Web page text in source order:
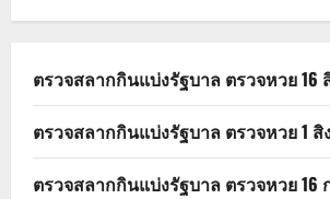
ตรวจสลากกินแบ่งรัฐบาล ตรวจหวย 16
ตรวจสลากกินแบ่งรัฐบาล ตรวจหวย 1 สิ
ตรวจสลากกินแบ่งรัฐบาล ตรวจหวย 16